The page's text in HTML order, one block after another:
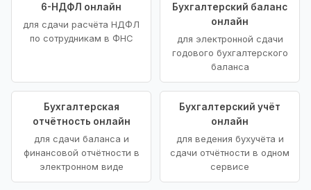
6-НДФЛ онлайн
для сдачи расчёта НДФЛ
по сотрудникам в ФНС
Бухгалтерский баланс
онлайн
для электронной сдачи
годового бухгалтерского
баланса
Бухгалтерская
отчётность онлайн
для сдачи баланса и
финансовой отчётности в
электронном виде
Бухгалтерский учёт
онлайн
для ведения бухучёта и
сдачи отчётности в одном
сервисе